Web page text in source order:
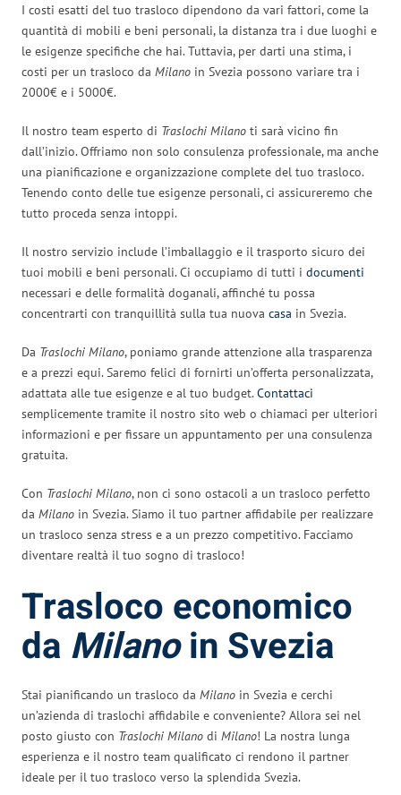
I costi esatti del tuo trasloco dipendono da vari fattori, come la
quantità di mobili e beni personali, la distanza tra i due luoghi e
le esigenze specifiche che hai. Tuttavia, per darti una stima, i
costi per un trasloco da Milano in Svezia possono variare tra i
2000€ e i 5000€.
Il nostro team esperto di Traslochi Milano ti sarà vicino fin
dall’inizio. Offriamo non solo consulenza professionale, ma anche
una pianificazione e organizzazione complete del tuo trasloco.
Tenendo conto delle tue esigenze personali, ci assicureremo che
tutto proceda senza intoppi.
Il nostro servizio include l’imballaggio e il trasporto sicuro dei
tuoi mobili e beni personali. Ci occupiamo di tutti i documenti
necessari e delle formalità doganali, affinché tu possa
concentrarti con tranquillità sulla tua nuova casa in Svezia.
Da Traslochi Milano, poniamo grande attenzione alla trasparenza
e a prezzi equi. Saremo felici di fornirti un’offerta personalizzata,
adattata alle tue esigenze e al tuo budget.Contattaci
semplicemente tramite il nostro sito web o chiamaci per ulteriori
informazioni e per fissare un appuntamento per una consulenza
gratuita.
Con Traslochi Milano, non ci sono ostacoli a un trasloco perfetto
da Milano in Svezia. Siamo il tuo partner affidabile per realizzare
un trasloco senza stress e a un prezzo competitivo. Facciamo
diventare realtà il tuo sogno di trasloco!
Trasloco economico
da Milanoin Svezia
Stai pianificando un trasloco da Milano in Svezia e cerchi
un’azienda di traslochi affidabile e conveniente? Allora sei nel
posto giusto con Traslochi Milano di Milano! La nostra lunga
esperienza e il nostro team qualificato ci rendono il partner
ideale per il tuo trasloco verso la splendida Svezia.